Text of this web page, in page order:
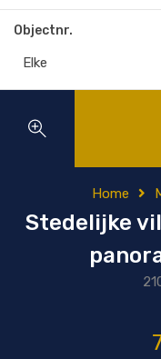
Objectnr.
Home
Stedelijke